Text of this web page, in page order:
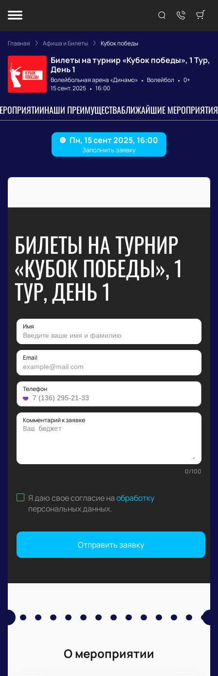
Главная Афиша и Билеты Кубок победы
Билеты на турнир «Кубок победы», 1 Тур,
День 1
Волейбольная арена «Динамо» Волейбол
0+
15 сент. 2025
16:00
НАШИ ПРЕИМУЩЕСТВАБЛИЖАЙШИЕ МЕРОПРИЯТИЯ
БИЛЕТЫ НА ТУРНИР
«КУБОК ПОБЕДЫ», 1
ТУР, ДЕНЬ 1
Имя
Email
Телефон
Комментарий к заявке
0/100
Я даю свое согласие наобработку
персональных данных.
Отправить заявку
О мероприятии